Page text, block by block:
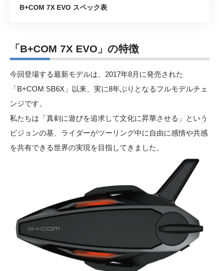
B+COM 7X EVO スペック表
「B+COM 7X EVO」の特徴
今回登場する最新モデルは、2017年8月に発売された
「B+COM SB6X」以来、実に8年ぶりとなるフルモデルチェ
ンジです。
私たちは「真剣に遊びを追求して文化に昇華させる」という
ビジョンの基、ライダーがツーリング中に自由に感情や共感
を共有できる世界の実現を目指してきました。